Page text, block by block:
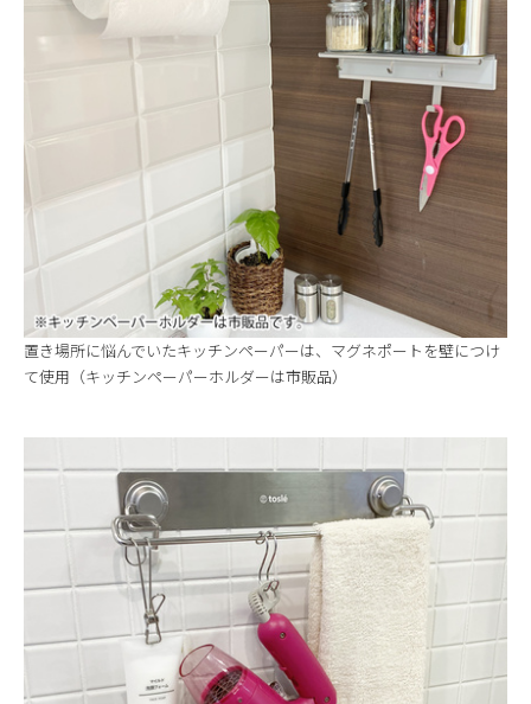
置き場所に悩んでいたキッチンペーパーは、マグネポートを壁につけ
て使用（キッチンペーパーホルダーは市販品）